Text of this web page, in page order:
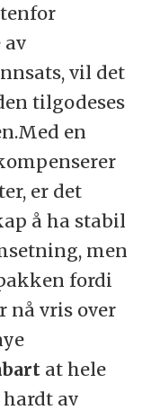
av
vil det
tilgodeses
en
er det
å ha stabil
men
fordi
nå vris over
at hele
av